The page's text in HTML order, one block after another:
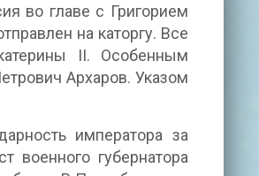
во главе с Григорием
на каторгу. Все
II. Особенным
Архаров. Указом
императора за
военного губернатора